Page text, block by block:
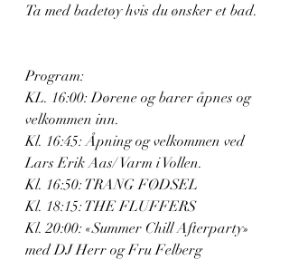
Ta med badetøy hvis du ønsker et bad.
Program:
KL. 16:00: Dørene og barer åpnes og
velkommen inn.
Kl. 16:45: Åpning og velkommen ved
Lars Erik Aas/ Varm i Vollen.
Kl. 16:50: TRANG FØDSEL
Kl. 18:15: THE FLUFFERS
Kl. 20:00: «Summer Chill Afterparty»
med DJ Herr og Fru Felberg